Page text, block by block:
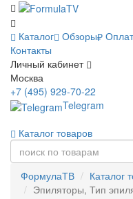
Каталог Обзоры
Контакты
Личный кабинет
Москва
+7 (495) 929-70-22
Telegram
Каталог товаров
ФормулаТВ Каталог
Эпиляторы, Тип